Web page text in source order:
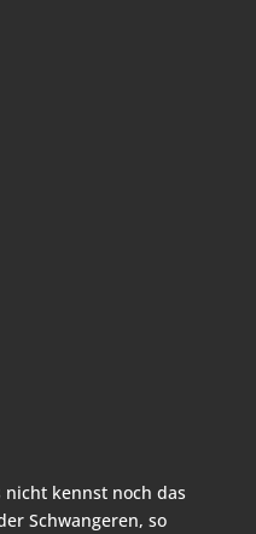
nicht kennst noch das
Schwangeren, so